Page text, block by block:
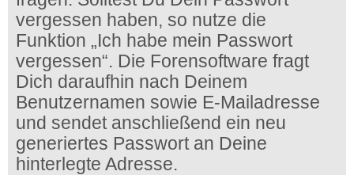
vergessen haben, so nutze die
Funktion „Ich habe mein Passwort
vergessen“. Die Forensoftware fragt
Dich daraufhin nach Deinem
Benutzernamen sowie E-Mailadresse
und sendet anschließend ein neu
generiertes Passwort an Deine
hinterlegte Adresse.